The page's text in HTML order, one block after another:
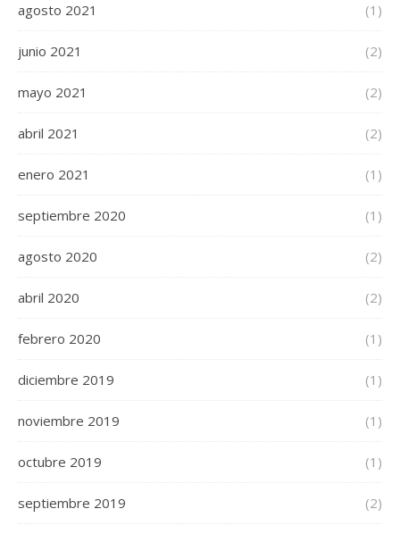
agosto 2021 (1)
junio 2021 (2)
mayo 2021 (2)
abril 2021 (2)
enero 2021 (1)
septiembre 2020 (1)
agosto 2020 (2)
abril 2020 (2)
febrero 2020 (1)
diciembre 2019 (1)
noviembre 2019 (1)
octubre 2019 (1)
septiembre 2019 (2)